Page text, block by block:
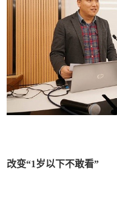
改变“1岁以下不敢看”